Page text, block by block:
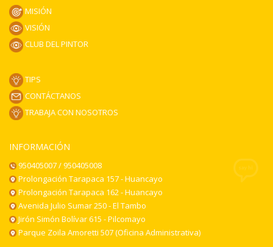
MISIÓN
VISIÓN
CLUB DEL PINTOR
TIPS
CONTÁCTANOS
TRABAJA CON NOSOTROS
INFORMACIÓN
950405007 / 950405008
Prolongación Tarapaca 157 - Huancayo
Prolongación Tarapaca 162 - Huancayo
Avenida Julio Sumar 250 - El Tambo
Jirón Simón Bolívar 615 - Pilcomayo
Parque Zoila Amoretti 507 (Oficina Administrativa)